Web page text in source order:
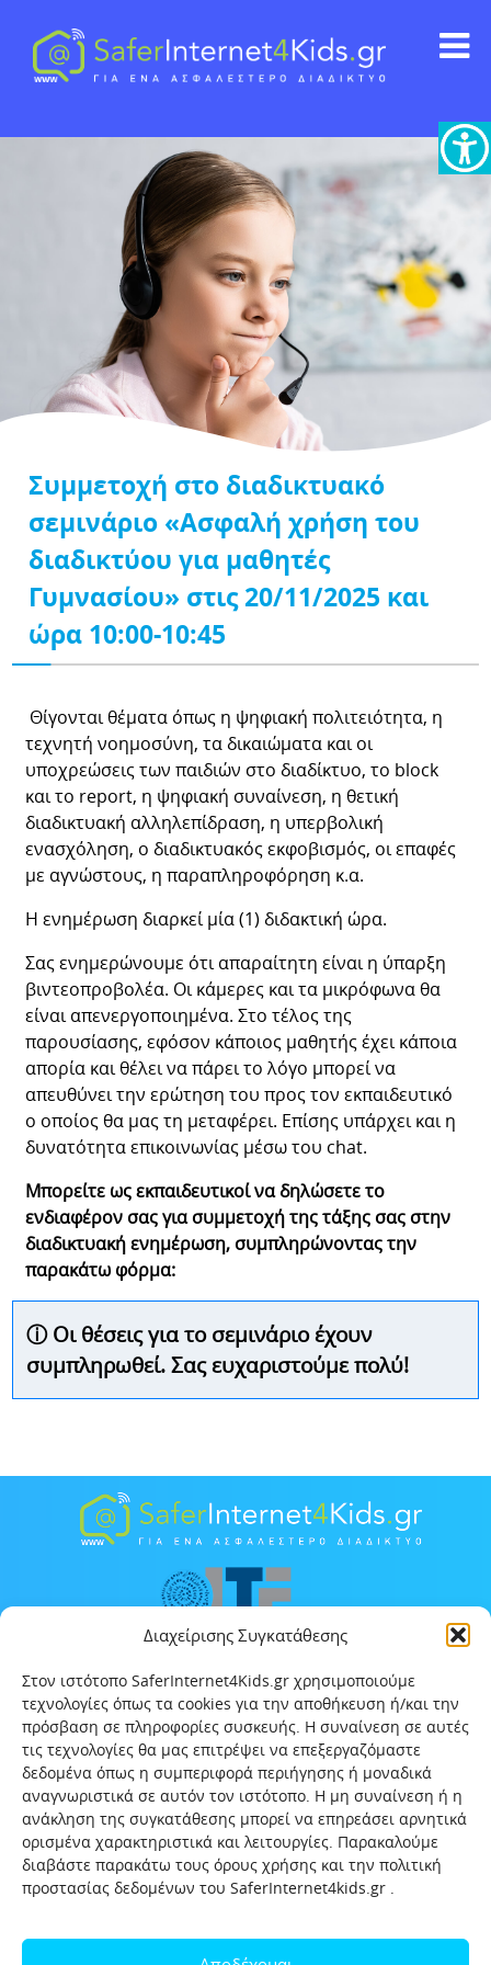
Διαχείρισης Συγκατάθεσης
Στον ιστότοπο SaferInternet4Kids.gr χρησιμοποιούμε
τεχνολογίες όπως τα cookies για την αποθήκευση ή/και την
πρόσβαση σε πληροφορίες συσκευής. Η συναίνεση σε αυτές
τις τεχνολογίες θα μας επιτρέψει να επεξεργαζόμαστε
δεδομένα όπως η συμπεριφορά περιήγησης ή μοναδικά
αναγνωριστικά σε αυτόν τον ιστότοπο. Η μη συναίνεση ή η
ανάκληση της συγκατάθεσης μπορεί να επηρεάσει αρνητικά
ορισμένα χαρακτηριστικά και λειτουργίες. Παρακαλούμε
διαβάστε παρακάτω τους όρους χρήσης και την πολιτική
προστασίας δεδομένων του SaferInternet4kids.gr .
Συμμετοχή στο διαδικτυακό
σεμινάριο «Ασφαλή χρήση του
διαδικτύου για μαθητές
Γυμνασίου» στις 20/11/2025 και
ώρα 10:00-10:45
Θίγονται θέματα όπως η ψηφιακή πολιτειότητα, η
τεχνητή νοημοσύνη, τα δικαιώματα και οι
υποχρεώσεις των παιδιών στο διαδίκτυο, το block
και το report, η ψηφιακή συναίνεση, η θετική
διαδικτυακή αλληλεπίδραση, η υπερβολική
ενασχόληση, ο διαδικτυακός εκφοβισμός, οι επαφές
με αγνώστους, η παραπληροφόρηση κ.α.
Η ενημέρωση διαρκεί μία (1) διδακτική ώρα.
Σας ενημερώνουμε ότι απαραίτητη είναι η ύπαρξη
βιντεοπροβολέα. Οι κάμερες και τα μικρόφωνα θα
είναι απενεργοποιημένα. Στο τέλος της
παρουσίασης, εφόσον κάποιος μαθητής έχει κάποια
απορία και θέλει να πάρει το λόγο μπορεί να
απευθύνει την ερώτηση του προς τον εκπαιδευτικό
ο οποίος θα μας τη μεταφέρει. Επίσης υπάρχει και η
δυνατότητα επικοινωνίας μέσω του chat.
Μπορείτε ως εκπαιδευτικοί να δηλώσετε το
ενδιαφέρον σας για συμμετοχή της τάξης σας στην
διαδικτυακή ενημέρωση, συμπληρώνοντας την
παρακάτω φόρμα:
ⓘ Οι θέσεις για το σεμινάριο έχουν
συμπληρωθεί. Σας ευχαριστούμε πολύ!
Πολιτική προστασίας δεδομένων